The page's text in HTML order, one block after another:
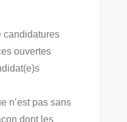
candidatures
ouvertes
n’est pas sans
dont les